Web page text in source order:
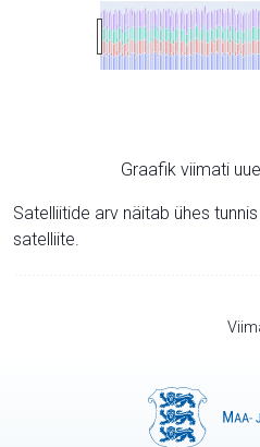
Graafik viimati
Satelliitide arv näitab ühes
satelliite.